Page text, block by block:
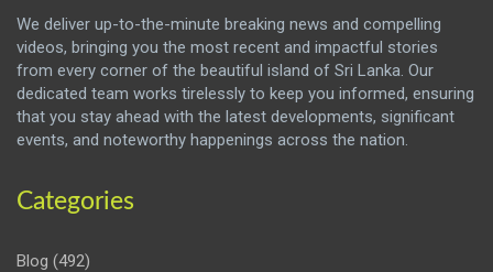
We deliver up-to-the-minute breaking news and compelling
videos, bringing you the most recent and impactful stories
from every corner of the beautiful island of Sri Lanka. Our
dedicated team works tirelessly to keep you informed, ensuring
that you stay ahead with the latest developments, significant
events, and noteworthy happenings across the nation.
Categories
Blog (492)